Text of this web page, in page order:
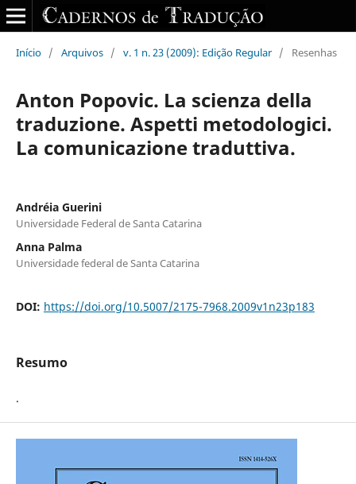
Início / Arquivos / v. 1 n. 23 (2009): Edição Regular / Resenhas
Anton Popovic. La scienza della
traduzione. Aspetti metodologici.
La comunicazione traduttiva.
Andréia Guerini
Universidade Federal de Santa Catarina
Anna Palma
Universidade federal de Santa Catarina
DOI: https://doi.org/10.5007/2175-7968.2009v1n23p183
Resumo
.